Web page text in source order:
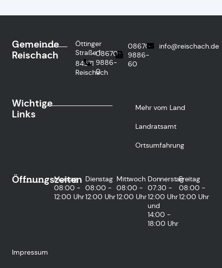
Gemeinde
Reischach
Öttinger
Straße 1
84571
Reischach
08670
9886-
0
08670
9886-
60
info@reischach.de
Wichtige
Links
Mehr vom Land
Landratsamt
Ortsumfahrung
Öffnungszeiten
Montag
08:00 -
12:00 Uhr
Dienstag
08:00 -
12:00 Uhr
Mittwoch
08:00 -
12:00 Uhr
Donnerstag
07:30 -
12:00 Uhr
und
14:00 -
18:00 Uhr
Freitag
08:00 -
12:00 Uhr
Impressum